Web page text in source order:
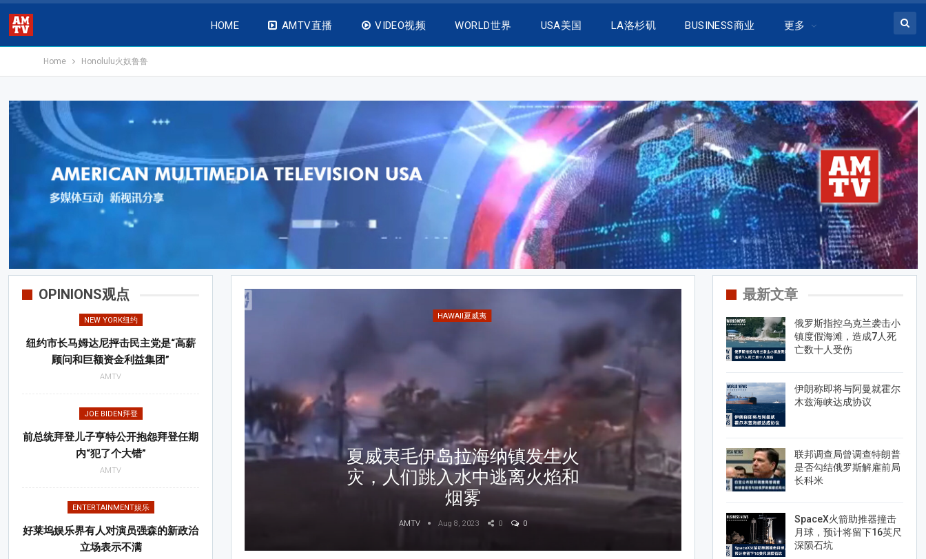
HOME AMTV直播 VIDEO视频 WORLD世界 USA美国 LA洛杉矶 BUSINESS商业 更多
Home Honolulu火奴鲁鲁
HAWAII夏威夷
夏威夷毛伊岛拉海纳镇发生火
灾，人们跳入水中逃离火焰和
烟雾
AMTV Aug 8, 2023 0 0
最新文章
俄罗斯指控乌克兰袭击小
镇度假海滩，造成7人死
亡数十人受伤
伊朗称即将与阿曼就霍尔
木兹海峡达成协议
联邦调查局曾调查特朗普
是否勾结俄罗斯解雇前局
长科米
SpaceX火箭助推器撞击
月球，预计将留下16英尺
深陨石坑
OPINIONS观点
NEW YORK纽约
纽约市长马姆达尼抨击民主党是“高薪
顾问和巨额资金利益集团”
AMTV
JOE BIDEN拜登
前总统拜登儿子亨特公开抱怨拜登任期
内“犯了个大错”
AMTV
ENTERTAINMENT娱乐
好莱坞娱乐界有人对演员强森的新政治
立场表示不满